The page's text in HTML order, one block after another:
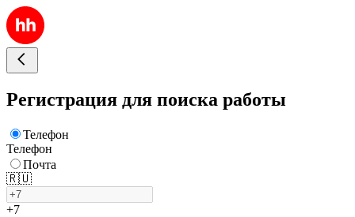
Регистрация для поиска работы
Телефон
Телефон
Почта
🇷🇺
+7